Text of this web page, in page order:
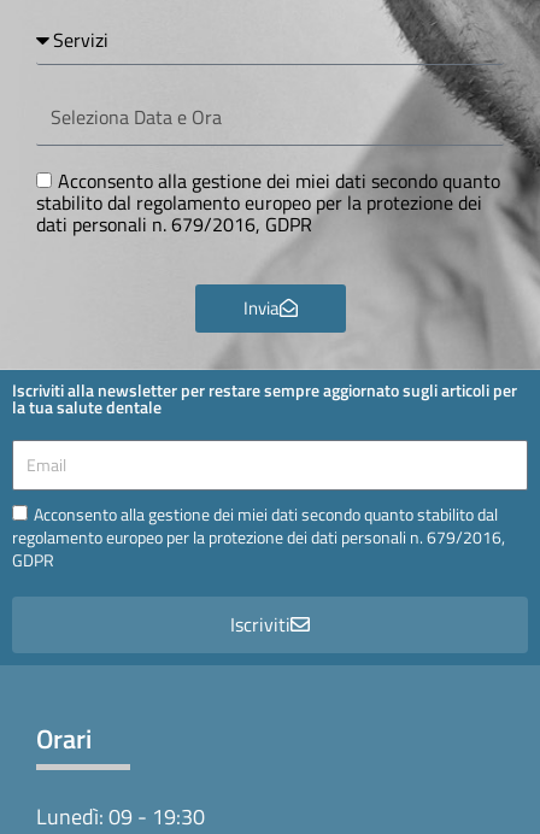
Servizi
Data
e
GDPR
Acconsento alla gestione dei miei dati secondo quanto
stabilito dal regolamento europeo per la protezione dei
dati personali n. 679/2016, GDPR
Invia
Iscriviti alla newsletter per restare sempre aggiornato sugli articoli per
la tua salute dentale
Email
Email
Acconsento alla gestione dei miei dati secondo quanto stabilito dal
regolamento europeo per la protezione dei dati personali n. 679/2016,
GDPR
Iscriviti
Orari
Lunedì: 09 - 19:30